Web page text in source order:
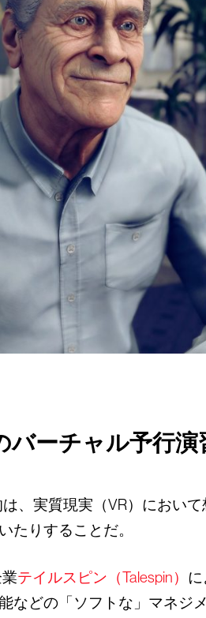
バーチャル予行演
、実質現実（VR）におい
たりすることだ。
テイルスピン（Talespin）
どの「ソフトな」マネジ